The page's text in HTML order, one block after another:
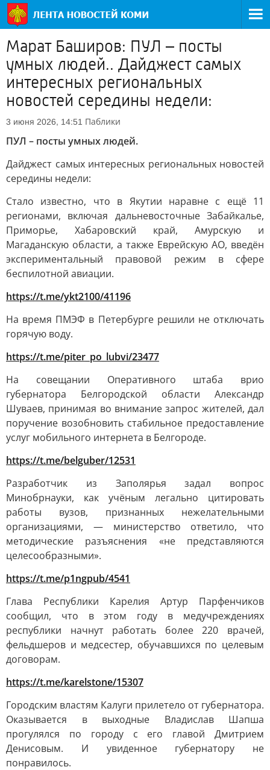
Марат Баширов: ПУЛ – посты
умных людей.. Дайджест самых
интересных региональных
новостей середины недели:
3 июня 2026, 14:51 Паблики
ПУЛ – посты умных людей.
Дайджест самых интересных региональных новостей
середины недели:
Стало известно, что в Якутии наравне с ещё 11
регионами, включая дальневосточные Забайкалье,
Приморье, Хабаровский край, Амурскую и
Магаданскую области, а также Еврейскую АО, введён
экспериментальный правовой режим в сфере
беспилотной авиации.
https://t.me/ykt2100/41196
На время ПМЭФ в Петербурге решили не отключать
горячую воду.
https://t.me/piter_po_lubvi/23477
На совещании Оперативного штаба врио
губернатора Белгородской области Александр
Шуваев, принимая во внимание запрос жителей, дал
поручение возобновить стабильное предоставление
услуг мобильного интернета в Белгороде.
https://t.me/belguber/12531
Разработчик из Заполярья задал вопрос
Минобрнауки, как учёным легально цитировать
работы вузов, признанных нежелательными
организациями, — министерство ответило, что
методические разъяснения «не представляются
целесообразными».
https://t.me/p1ngpub/4541
Глава Республики Карелия Артур Парфенчиков
сообщил, что в этом году в медучреждениях
республики начнут работать более 220 врачей,
фельдшеров и медсестер, обучавшихся по целевым
договорам.
https://t.me/karelstone/15307
Городским властям Калуги прилетело от губернатора.
Оказывается в выходные Владислав Шапша
прогулялся по городу с его главой Дмитрием
Денисовым. И увиденное губернатору не
понравилось.